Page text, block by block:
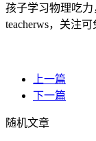
孩子学习物理吃力
teacherws，关注
上一篇
下一篇
随机文章